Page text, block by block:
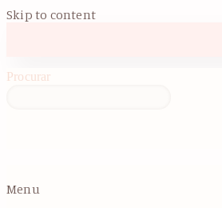
Skip to content
Procurar
Menu